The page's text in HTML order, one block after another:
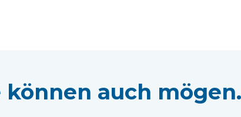
können auch